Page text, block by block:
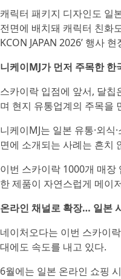
캐릭터 패키지 디자인도 일
전면에 배치돼 캐릭터 친화
KCON JAPAN 2026’ 행사
니케이MJ가 먼저 주목한 한
스카이락 입점에 앞서, 달칩
며 현지 유통업계의 주목을
니케이MJ는 일본 유통·외
면에 소개되는 사례는 흔치
이번 스카이락 1000개 매
한 제품이 자연스럽게 메이
온라인 채널로 확장… 일본
네이처오다는 이번 스카이
대에도 속도를 내고 있다.
6월에는 일본 온라인 쇼핑